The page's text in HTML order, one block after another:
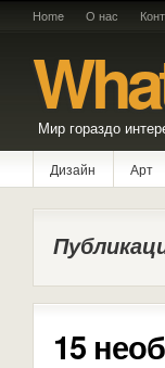
Home О нас
Мир гораздо
Дизайн Арт
15